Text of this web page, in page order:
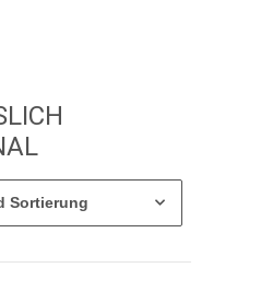
I
Sortierung